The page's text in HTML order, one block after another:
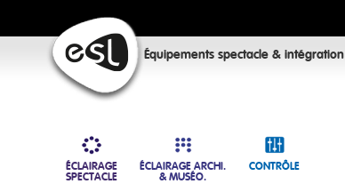
Équipements spectacle & intégration
ÉCLAIRAGE
SPECTACLE
ÉCLAIRAGE ARCHI.
& MUSÉO.
CONTRÔLE